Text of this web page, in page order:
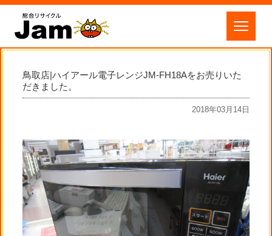
鳥取店|ハイアール電子レンジJM-FH18Aをお売りいた
だきました。
2018年03月14日